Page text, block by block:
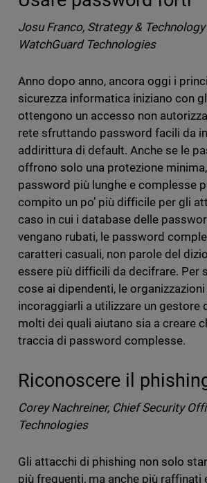
Josu Franco, Strategy &
WatchGuard Technologies
Anno dopo anno, ancora oggi i
sicurezza informatica iniziano con
ottengono un accesso non
rete sfruttando password facili da
addirittura di default. Anche se le
offrono solo una protezione
password più lunghe e complesse
compito un po’ più difficile per gli
caso in cui i database delle
vengano rubati, le password
caratteri casuali, non parole del
essere più difficili da decifrare. Per
cose ai dipendenti, le
incoraggiarli a utilizzare un gestore
molti dei quali aiutano sia a creare
traccia di password complesse.
Riconoscere il
Corey Nachreiner, Chief Security
Technologies
Gli attacchi di phishing non solo
più frequenti, ma anche più raffinati